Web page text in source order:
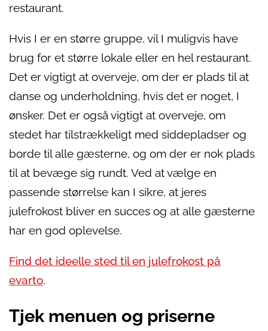
restaurant.
Hvis I er en større gruppe, vil I muligvis have
brug for et større lokale eller en hel restaurant.
Det er vigtigt at overveje, om der er plads til at
danse og underholdning, hvis det er noget, I
ønsker. Det er også vigtigt at overveje, om
stedet har tilstrækkeligt med siddepladser og
borde til alle gæsterne, og om der er nok plads
til at bevæge sig rundt. Ved at vælge en
passende størrelse kan I sikre, at jeres
julefrokost bliver en succes og at alle gæsterne
har en god oplevelse.
Find det ideelle sted til en julefrokost på
evarto.
Tjek menuen og priserne